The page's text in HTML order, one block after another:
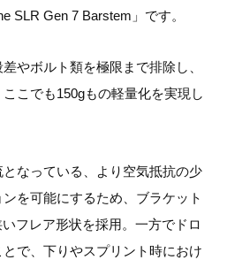
SLR Gen 7 Barstem」です。
やボルト類を極限まで排除し、
こでも150gもの軽量化を実現し
なっている、より空気抵抗の少
を可能にするため、ブラケット
フレア形状を採用。一方でドロ
で、下りやスプリント時におけ